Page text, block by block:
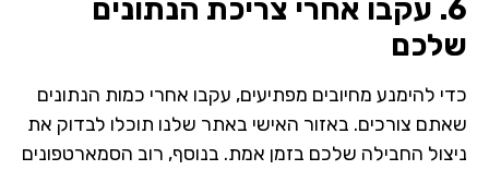
6. עקבו אחרי צריכת הנתונים
שלכם
כדי להימנע מחיובים מפתיעים, עקבו אחרי כמות הנתונים
שאתם צורכים. באזור האישי באתר שלנו תוכלו לבדוק את
ניצול החבילה שלכם בזמן אמת. בנוסף, רוב הסמארטפונים